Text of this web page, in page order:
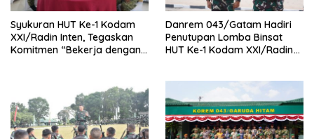
Syukuran HUT Ke-1 Kodam
XXI/Radin Inten, Tegaskan
Komitmen “Bekerja dengan
Danrem 043/Gatam Hadiri
Penutupan Lomba Binsat
HUT Ke-1 Kodam XXI/Radin